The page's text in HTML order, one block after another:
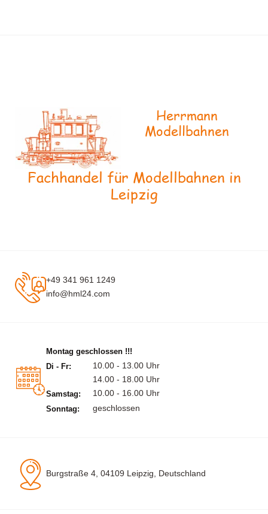
Herrmann
Modellbahnen
Fachhandel für Modellbahnen in
Leipzig
+49 341 961 1249
info@hml24.com
Montag geschlossen !!!
Di - Fr:
10.00 - 13.00 Uhr
14.00 - 18.00 Uhr
Samstag: 10.00 - 16.00 Uhr
Sonntag: geschlossen
Burgstraße 4, 04109 Leipzig, Deutschland